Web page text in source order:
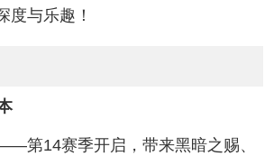
度与乐趣！
第14赛季开启，带来黑暗之赐、